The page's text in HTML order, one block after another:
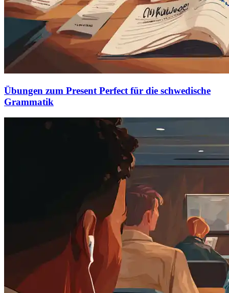
Übungen zum Present Perfect für die schwedische
Grammatik